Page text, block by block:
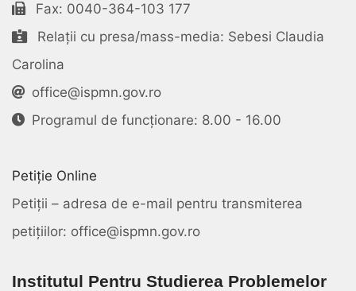
Fax: 0040-364-103 177
Relații cu presa/mass-media: Sebesi Claudia
Carolina
office@ispmn.gov.ro
Programul de funcționare: 8.00 - 16.00
Petiție Online
Petiții – adresa de e-mail pentru transmiterea
petițiilor: office@ispmn.gov.ro
Institutul Pentru Studierea Problemelor